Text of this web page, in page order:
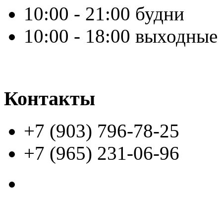
10:00 - 21:00 будни
10:00 - 18:00 выходные
Контакты
+7 (903) 796-78-25
+7 (965) 231-06-96